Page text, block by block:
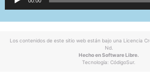
Los contenidos de este sitio web están bajo una Licencia
Nd.
Hecho en Software Libre.
Tecnología: CódigoSur.